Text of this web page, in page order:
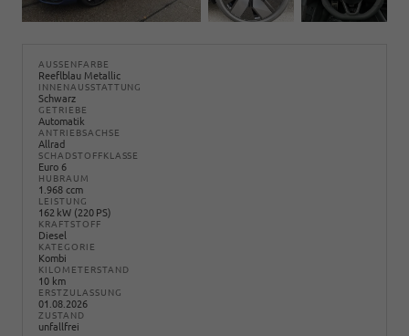
AUSSENFARBE
Reeflblau Metallic
INNENAUSSTATTUNG
Schwarz
GETRIEBE
Automatik
ANTRIEBSACHSE
Allrad
SCHADSTOFFKLASSE
Euro 6
HUBRAUM
1.968 ccm
LEISTUNG
162 kW (220 PS)
KRAFTSTOFF
Diesel
KATEGORIE
Kombi
KILOMETERSTAND
10 km
ERSTZULASSUNG
01.08.2026
ZUSTAND
unfallfrei